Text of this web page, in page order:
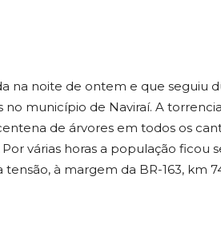
na noite de ontem e que seguiu
no município de Naviraí. A
de árvores em todos os
várias horas a população ficou
à margem da BR-163, km